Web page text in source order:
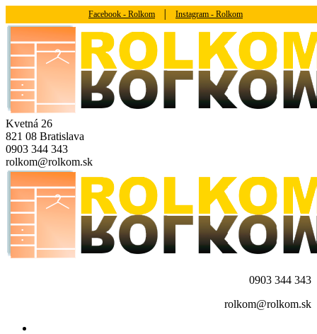
Facebook - Rolkom Instagram - Rolkom
Kvetná 26
821 08 Bratislava
0903 344 343
rolkom@rolkom.sk
0903 344 343
rolkom@rolkom.sk